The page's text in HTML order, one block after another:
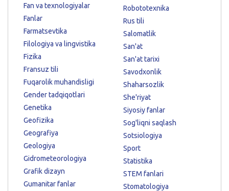
Fan va texnologiyalar
Fanlar
Farmatsevtika
Filologiya va lingvistika
Fizika
Fransuz tili
Fuqarolik muhandisligi
Gender tadqiqotlari
Genetika
Geofizika
Geografiya
Geologiya
Gidrometeorologiya
Grafik dizayn
Gumanitar fanlar
Robototexnika
Rus tili
Salomatlik
San'at
San'at tarixi
Savodxonlik
Shaharsozlik
She'riyat
Siyosiy fanlar
Sog'liqni saqlash
Sotsiologiya
Sport
Statistika
STEM fanlari
Stomatologiya